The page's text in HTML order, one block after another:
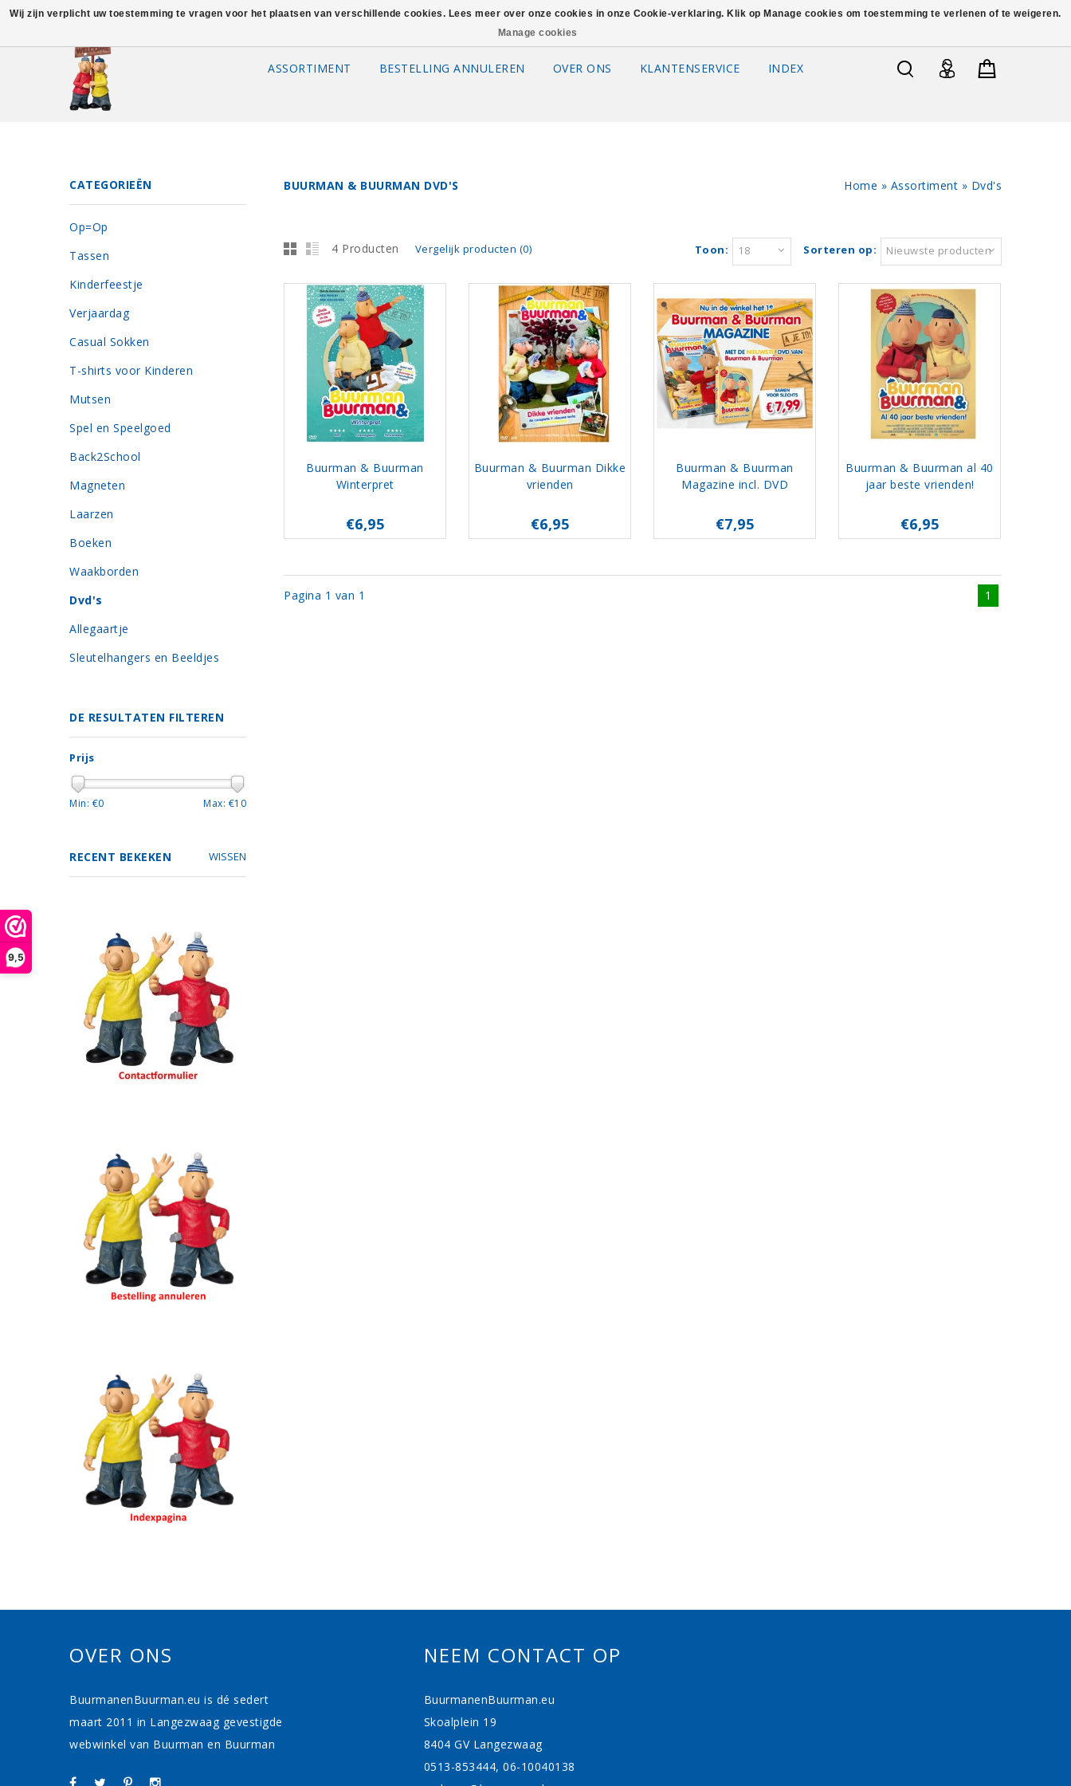
9,5
ASSORTIMENT BESTELLING ANNULEREN OVER ONS KLANTENSERVICE INDEX
Home » Assortiment » Dvd's
BUURMAN & BUURMAN DVD'S
4 Producten Vergelijk producten (0) Sorteren op: Nieuwste producten
Toon: 18
Buurman & Buurman
Winterpret
€6,95
Buurman & Buurman Dikke
vrienden
€6,95
Buurman & Buurman
Magazine incl. DVD
€7,95
Buurman & Buurman al 40
jaar beste vrienden!
€6,95
Pagina 1 van 1 1
CATEGORIEËN
Op=Op
Tassen
Kinderfeestje
Verjaardag
Casual Sokken
T-shirts voor Kinderen
Mutsen
Spel en Speelgoed
Back2School
Magneten
Laarzen
Boeken
Waakborden
Dvd's
Allegaartje
Sleutelhangers en Beeldjes
DE RESULTATEN FILTEREN
Prijs
Min: €0 Max: €10
RECENT BEKEKEN WISSEN
OVER ONS
BuurmanenBuurman.eu is dé sedert
maart 2011 in Langezwaag gevestigde
webwinkel van Buurman en Buurman
NEEM CONTACT OP
BuurmanenBuurman.eu
Skoalplein 19
8404 GV Langezwaag
0513-853444, 06-10040138
Wij zijn verplicht uw toestemming te vragen voor het plaatsen van verschillende cookies. Lees meer over onze cookies in onze Cookie-verklaring. Klik op Manage cookies om toestemming te verlenen of te weigeren.
Manage cookies